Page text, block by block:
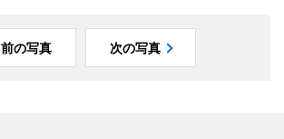
前の写真 次の写真